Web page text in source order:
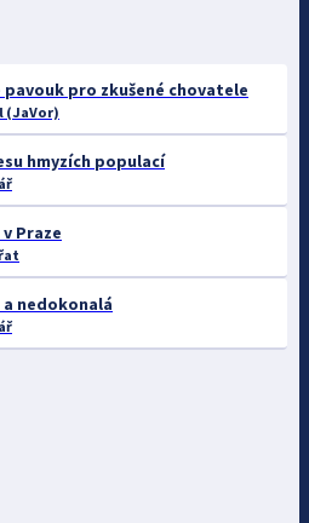
pro zkušené chovatele
(JaVor)
hmyzích populací
Praze
nedokonalá